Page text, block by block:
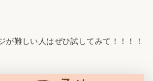
が難しい人はぜひ試してみて！！！！